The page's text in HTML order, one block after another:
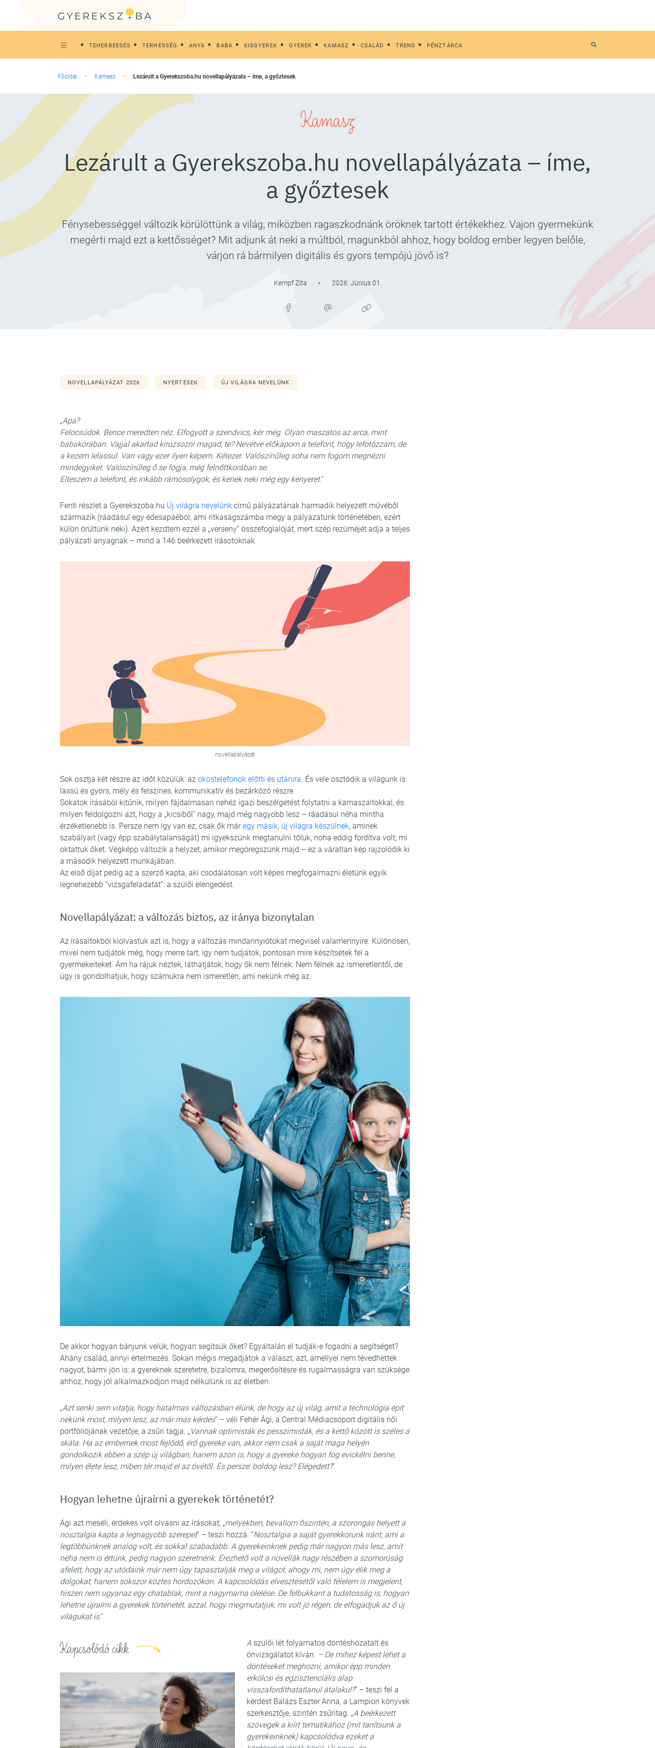
TEHERBEESÉS TERHESSÉG ANYA BABA KISGYEREK GYEREK KAMASZ CSALÁD TREND PÉNZTÁRCA
Főoldal Kamasz Lezárult a Gyerekszoba.hu novellapályázata – íme, a győztesek
Kamasz
Lezárult a Gyerekszoba.hu novellapályázata – íme,
a győztesek
Fénysebességgel változik körülöttünk a világ, miközben ragaszkodnánk öröknek tartott értékekhez. Vajon gyermekünk
megérti majd ezt a kettősséget? Mit adjunk át neki a múltból, magunkból ahhoz, hogy boldog ember legyen belőle,
várjon rá bármilyen digitális és gyors tempójú jövő is?
Kempf Zita 2026. Június 01.
NOVELLAPÁLYÁZAT 2026 NYERTESEK ÚJ VILÁGRA NEVELÜNK
„Apa?
Felocsúdok. Bence meredten néz. Elfogyott a szendvics, kér még. Olyan maszatos az arca, mint
babakorában. Vajjal akartad kirúzsozni magad, te? Nevetve előkapom a telefont, hogy lefotózzam, de
a kezem lelassul. Van vagy ezer ilyen képem. Kétezer. Valószínűleg soha nem fogom megnézni
mindegyiket. Valószínűleg ő se fogja, még felnőttkorában se.
Elteszem a telefont, és inkább rámosolygok, és kenek neki még egy kenyeret.”
Fenti részlet a Gyerekszoba.hu Új világra nevelünk című pályázatának harmadik helyezett művéből
származik (ráadásul egy édesapáéból, ami ritkaságszámba megy a pályázatunk történetében, ezért
külön örültünk neki). Azért kezdtem ezzel a „verseny” összefoglalóját, mert szép rezüméjét adja a teljes
pályázati anyagnak – mind a 146 beérkezett írásotoknak.
novellapályázat
Sok osztja két részre az időt közülük: az okostelefonok előtti és utánira. És vele osztódik a világunk is:
lassú és gyors, mély és felszínes, kommunikatív és bezárkózó részre.
Sokatok írásából kitűnik, milyen fájdalmasan nehéz igazi beszélgetést folytatni a kamaszaitokkal, és
milyen feldolgozni azt, hogy a „kicsiből” nagy, majd még nagyobb lesz – ráadásul néha mintha
érzéketlenebb is. Persze nem így van ez, csak ők máregy másik, új világra készülnek, aminek
szabályait (vagy épp szabálytalanságát) mi igyekszünk megtanulni tőlük, noha eddig fordítva volt; mi
oktattuk őket. Végképp változik a helyzet, amikor megöregszünk majd – ez a váratlan kép rajzolódik ki
a második helyezett munkájában.
Az első díjat pedig az a szerző kapta, aki csodálatosan volt képes megfogalmazni életünk egyik
legnehezebb “vizsgafeladatát”: a szülői elengedést.
Novellapályázat: a változás biztos, az iránya bizonytalan
Az írásaitokból kiolvastuk azt is, hogy a változás mindannyiótokat megvisel valamennyire. Különösen,
mivel nem tudjátok még, hogy merre tart, így nem tudjátok, pontosan mire készítsétek fel a
gyermekeiteket. Ám ha rájuk néztek, láthatjátok, hogy ők nem félnek. Nem félnek az ismeretlentől, de
úgy is gondolhatjuk, hogy számukra nem ismeretlen, ami nekünk még az.
De akkor hogyan bánjunk velük, hogyan segítsük őket? Egyáltalán el tudják-e fogadni a segítséget?
Ahány család, annyi értelmezés. Sokan mégis megadjátok a választ, azt, amellyel nem tévedhettek
nagyot, bármi jön is: a gyereknek szeretetre, bizalomra, megerősítésre és rugalmasságra van szüksége
ahhoz, hogy jól alkalmazkodjon majd nélkülünk is az életben.
„Azt senki sem vitatja, hogy hatalmas változásban élünk, de hogy az új világ, amit a technológia épít
nekünk most, milyen lesz, az már más kérdés” – véli Fehér Ági, a Central Médiacsoport digitális női
portfóliójának vezetője, a zsűri tagja. „ Vannak optimisták és pesszimisták, és a kettő között is széles a
skála. Ha az embernek most fejlődő, érő gyereke van, akkor nem csak a saját maga helyén
gondolkozik ebben a szép új világban, hanem azon is, hogy a gyereke hogyan fog evickélni benne,
milyen élete lesz, miben tér majd el az övétől. És persze: boldog lesz? Elégedett?”
Hogyan lehetne újraírni a gyerekek történetét?
Ági azt meséli, érdekes volt olvasni az írásokat, „melyekben, bevallom őszintén, a szorongás helyett a
nosztalgia kapta a legnagyobb szerepet” – teszi hozzá. “Nosztalgia a saját gyerekkorunk iránt, ami a
legtöbbünknek analóg volt, és sokkal szabadabb. A gyerekeinknek pedig már nagyon más lesz, amit
néha nem is értünk, pedig nagyon szeretnénk. Érezhető volt a novellák nagy részében a szomorúság
afelett, hogy az utódaink már nem úgy tapasztalják meg a világot, ahogy mi, nem úgy élik meg a
dolgokat, hanem sokszor köztes hordozókon. A kapcsolódás elvesztésétől való félelem is megjelent,
hiszen nem ugyanaz egy chatablak, mint a nagymama ölelése. De felbukkant a tudatosság is, hogyan
lehetne újraírni a gyerekek történetét, azzal, hogy megmutatjuk, mi volt jó régen, de elfogadjuk az ő új
világukat is.”
Kapcsolódó cikk A szülői lét folyamatos döntéshozatalt és
önvizsgálatot kíván. – De mihez képest lehet a
döntéseket meghozni, amikor épp minden
erkölcsi és egzisztenciális alap
visszafordíthatatlanul átalakul?” – teszi fel a
kérdést Balázs Eszter Anna, a Lampion könyvek
szerkesztője, szintén zsűritag. „A beérkezett
szövegek a kiírt tematikához (mit tanítsunk a
gyerekeinknek) kapcsolódva ezeket a